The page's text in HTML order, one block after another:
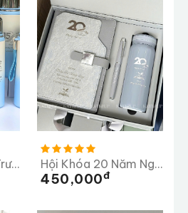
Hội Khóa 15 Năm Trường THPT Ba Bể Hội Khóa 20 Năm Ngày Trở Về Trường THCS Vân Côn
450,000Đ